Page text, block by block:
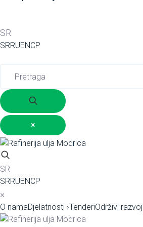
SR
SRRUENСР
×
SR
SRRUENСР
×
O namaDjelatnosti ›TenderiOdrživi razvoj